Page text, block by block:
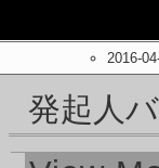
2016-
発起人